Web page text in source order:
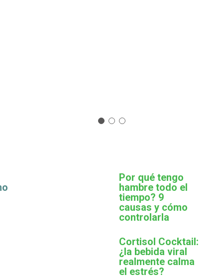
Por qué tengo
hambre todo el
tiempo? 9
causas y cómo
controlarla
Cortisol Cocktail:
¿la bebida viral
realmente calma
el estrés?